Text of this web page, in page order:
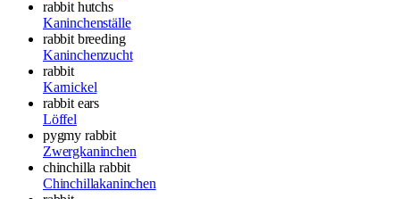
rabbit hutchs
Kaninchenställe
rabbit breeding
Kaninchenzucht
rabbit
Karnickel
rabbit ears
Löffel
pygmy rabbit
Zwergkaninchen
chinchilla rabbit
Chinchillakaninchen